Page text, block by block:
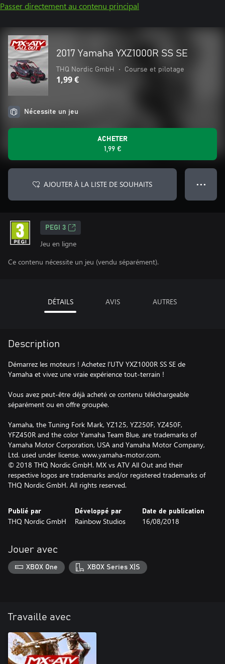
Passer directement au contenu principal
2017 Yamaha YXZ1000R SS SE
THQ Nordic GmbH • Course et pilotage
1,99 €
Nécessite un jeu
ACHETER
1,99 €
AJOUTER À LA LISTE DE SOUHAITS ● ● ●
PEGI 3
Jeu en ligne
Ce contenu nécessite un jeu (vendu séparément).
DÉTAILS AVIS AUTRES
Description
Démarrez les moteurs ! Achetez l'UTV YXZ1000R SS SE de
Yamaha et vivez une vraie expérience tout-terrain !
Vous avez peut-être déjà acheté ce contenu téléchargeable
séparément ou en offre groupée.
Yamaha, the Tuning Fork Mark, YZ125, YZ250F, YZ450F,
YFZ450R and the color Yamaha Team Blue, are trademarks of
Yamaha Motor Corporation, USA and Yamaha Motor Company,
Ltd. used under license. www.yamaha-motor.com.
© 2018 THQ Nordic GmbH. MX vs ATV All Out and their
respective logos are trademarks and/or registered trademarks of
THQ Nordic GmbH. All rights reserved.
Publié par
THQ Nordic GmbH
Développé par
Rainbow Studios
Date de publication
16/08/2018
Jouer avec
XBOX One XBOX Series X|S
Travaille avec